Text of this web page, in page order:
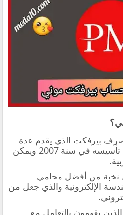
بيرفكت الذي يقدم عدة
خدمات وتم العمل على تأسيسه في سنة 2007 ويمكن
نخبة من أفضل محامي
الإلكترونية والذي جعل من
يقومون بالتعامل مع